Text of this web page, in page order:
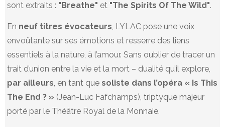
sont extraits : "Breathe" et "The Spirits Of The Wild".
En neuf titres évocateurs, LYLAC pose une voix
envoûtante sur ses émotions et resserre des liens
essentiels à la nature, à l’amour. Sans oublier de tracer un
trait d’union entre la vie et la mort – dualité qu’il explore,
par ailleurs, en tant quesoliste dans l’opéra « Is This
The End ? » (Jean-Luc Fafchamps), triptyque majeur
porté par le Théâtre Royal de la Monnaie.